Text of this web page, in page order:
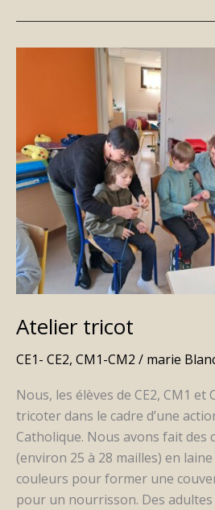
Atelier tricot
CE1- CE2, CM1-CM2 / marie
Nous, les élèves de CE2, CM1 et
tricoter dans le cadre d’une
Catholique. Nous avons fait des
(environ 25 à 28 mailles) en
couleurs pour former une
pour un nourrisson. Des